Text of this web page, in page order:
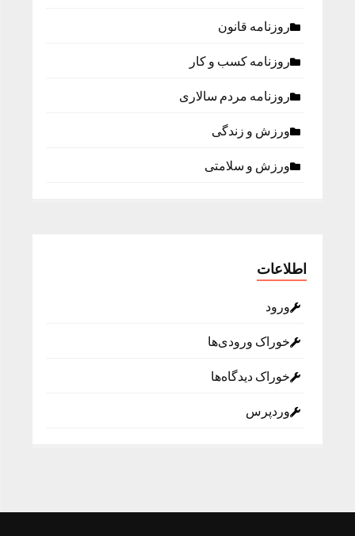
روزنامه قانون
روزنامه كسب و كار
روزنامه مردم سالاری
ورزش و زندگی
ورزش و سلامتی
اطلاعات
ورود
خوراک ورودی‌ها
خوراک دیدگاه‌ها
وردپرس